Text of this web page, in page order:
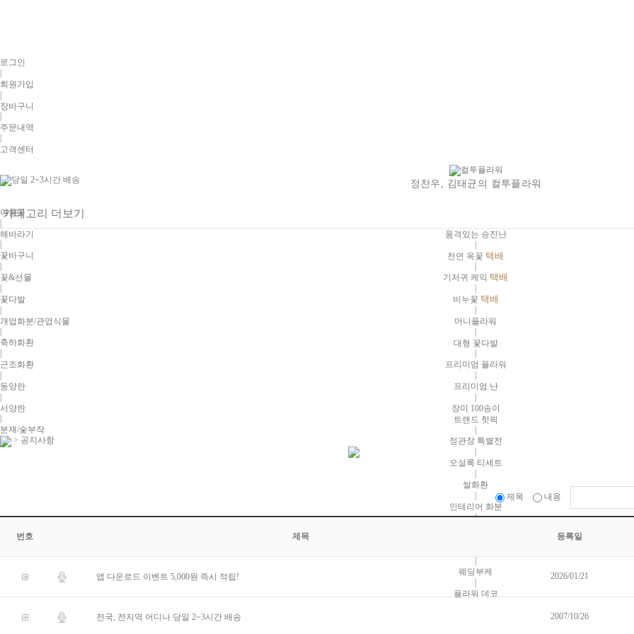
로그인
|
회원가입
|
장바구니
주문내역
고객센터
정찬우, 김태균의 컬투플라워
카테고리 더보기
품격있는 승진난
|
천연 옥꽃 택배
기저귀 케익 택배
비누꽃 택배
|
머니플라워
|
대형 꽃다발
프리미엄 플라워
프리미엄 난
|
장미 100송이
트랜드 핫픽
정관장 특별전
오설록 티세트
|
쌀화환
|
인테리어 화분
|
|
웨딩부케
|
플라워 데코
여름꽃
|
해바라기
꽃바구니
꽃&선물
|
꽃다발
|
개업화분/관엽식물
축하화환
근조화환
|
동양란
|
서양란
분재/숯부작
> 공지사항
제목 내용
번호 제목 등록일
앱 다운로드 이벤트 5,000원 즉시 적립! 2026/01/21
전국, 전지역 어디나 당일 2~3시간 배송 2007/10/26